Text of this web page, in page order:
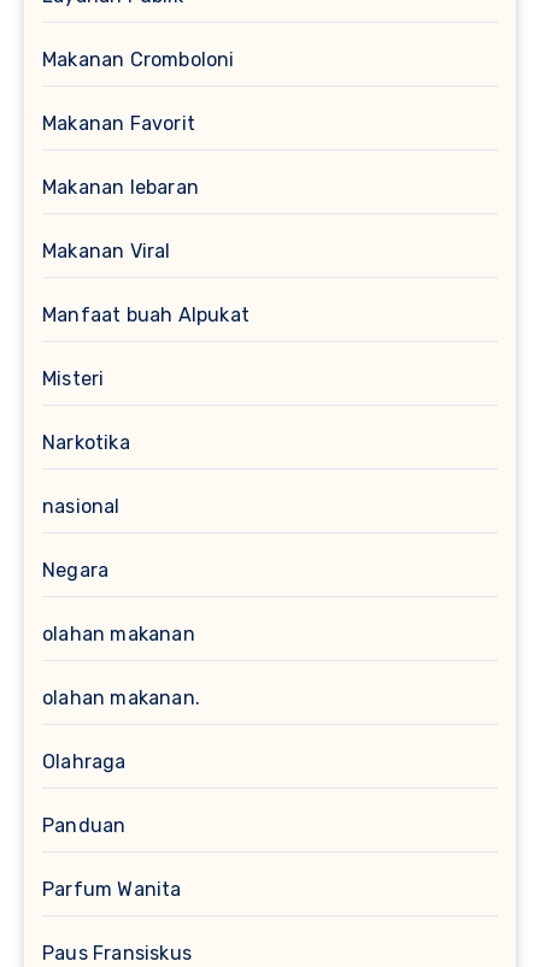
Makanan Cromboloni
Makanan Favorit
Makanan lebaran
Makanan Viral
Manfaat buah Alpukat
Misteri
Narkotika
nasional
Negara
olahan makanan
olahan makanan.
Olahraga
Panduan
Parfum Wanita
Paus Fransiskus